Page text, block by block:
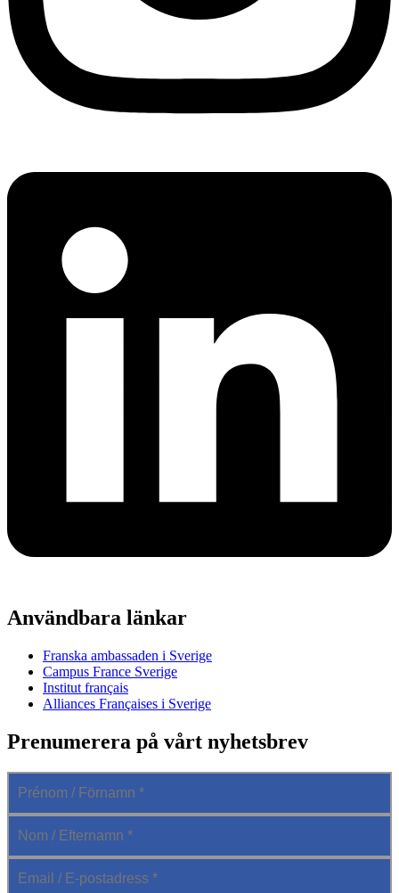
Användbara länkar
Franska ambassaden i Sverige
Campus France Sverige
Institut français
Alliances Françaises i Sverige
Prenumerera på vårt nyhetsbrev